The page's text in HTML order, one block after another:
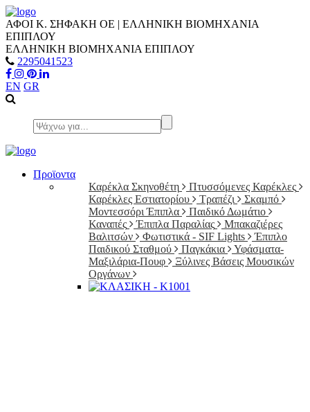
ΑΦΟΙ Κ. ΣΗΦΑΚΗ ΟΕ | ΕΛΛΗΝΙΚΗ ΒΙΟΜΗΧΑΝΙΑ
ΕΠΙΠΛΟΥ
ΕΛΛΗΝΙΚΗ ΒΙΟΜΗΧΑΝΙΑ ΕΠΙΠΛΟΥ
2295041523
EN GR
Προϊοντα
Καρέκλα Σκηνοθέτη
Πτυσσόμενες Καρέκλες
Καρέκλες Εστιατορίου
Τραπέζι
Σκαμπό
Μοντεσσόρι Έπιπλα
Παιδικό Δωμάτιο
Καναπές
Έπιπλα Παραλίας
Μπακαζιέρες
Βαλιτσών
Φωτιστικά - SIF Lights
Έπιπλο
Παιδικού Σταθμού
Παγκάκια
Υφάσματα-
Μαξιλάρια-Πουφ
Ξύλινες Βάσεις Μουσικών
Οργάνων